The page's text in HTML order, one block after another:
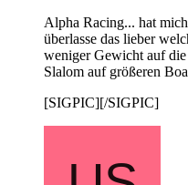
Alpha Racing... hat
überlasse das lieber
weniger Gewicht auf
Slalom auf größeren
[SIGPIC][/SIGPIC]